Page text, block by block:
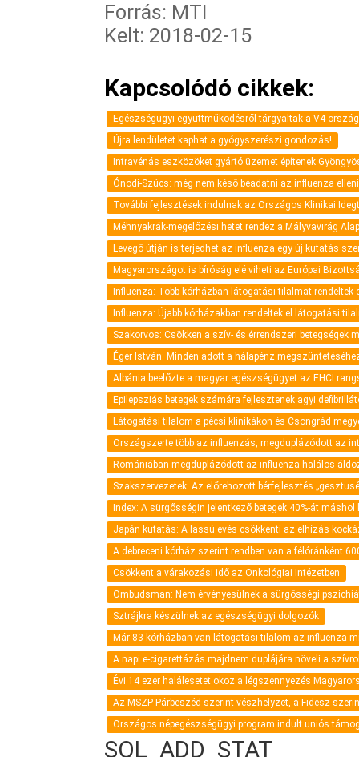
Forrás: MTI
Kelt: 2018-02-15
Kapcsolódó cikkek:
Egészségügyi együttműködésről tárgyaltak a V4
Újra lendületet kaphat a gyógyszerészi gondozás!
Intravénás eszközöket gyártó üzemet építenek
Ónodi-Szűcs: még nem késő beadatni az influenza
További fejlesztések indulnak az Országos Klinikai
Méhnyakrák-megelőzési hetet rendez a Mályvavirág
Levegő útján is terjedhet az influenza egy új kutatás
Magyarországot is bíróság elé viheti az Európai
Influenza: Több kórházban látogatási tilalmat rendeltek
Influenza: Újabb kórházakban rendeltek el látogatási
Szakorvos: Csökken a szív- és érrendszeri betegségek
Éger István: Minden adott a hálapénz
Albánia beelőzte a magyar egészségügyet az EHCI
Epilepsziás betegek számára fejlesztenek agyi
Látogatási tilalom a pécsi klinikákon és Csongrád
Országszerte több az influenzás, megduplázódott az
Romániában megduplázódott az influenza halálos
Szakszervezetek: Az előrehozott bérfejlesztés
Index: A sürgősségin jelentkező betegek 40%-át máshol
Japán kutatás: A lassú evés csökkenti az elhízás
A debreceni kórház szerint rendben van a félóránként
Csökkent a várakozási idő az Onkológiai Intézetben
Ombudsman: Nem érvényesülnek a sürgősségi
Sztrájkra készülnek az egészségügyi dolgozók
Már 83 kórházban van látogatási tilalom az influenza
A napi e-cigarettázás majdnem duplájára növeli a
Évi 14 ezer halálesetet okoz a légszennyezés
Az MSZP-Párbeszéd szerint vészhelyzet, a Fidesz
Országos népegészségügyi program indult uniós
SQL_ADD_STAT